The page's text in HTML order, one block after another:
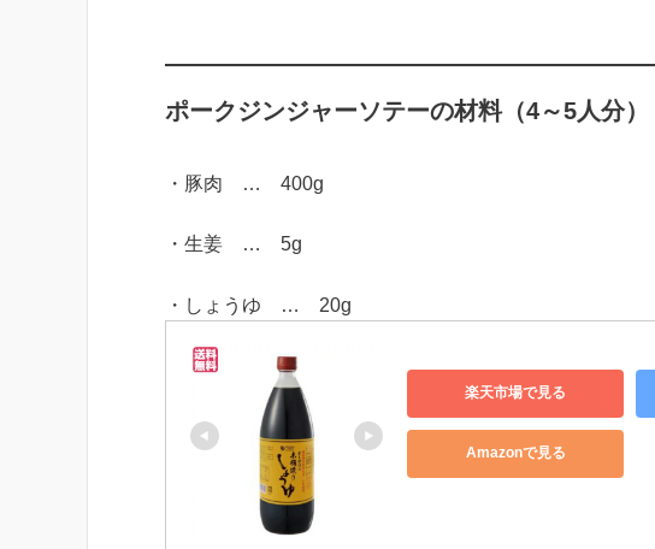
ポークジンジャーソテーの材料（4～5人分）
・豚肉 … 400g
・生姜 … 5g
・しょうゆ … 20g
楽天市場で見る
Amazonで見る